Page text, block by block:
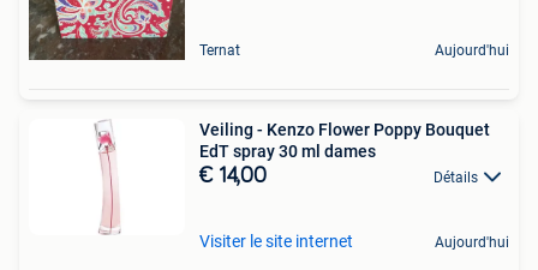
Ternat Aujourd'hui
Veiling - Kenzo Flower Poppy Bouquet
EdT spray 30 ml dames
€ 14,00 Détails
Visiter le site internet Aujourd'hui